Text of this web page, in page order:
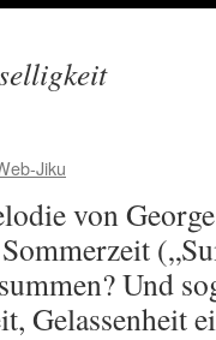
Jiku
von
Und
Gelassenheit